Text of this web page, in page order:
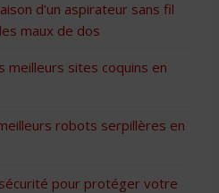
d’un aspirateur sans fil
maux de dos
meilleurs sites coquins en
robots serpillères en
pour protéger votre